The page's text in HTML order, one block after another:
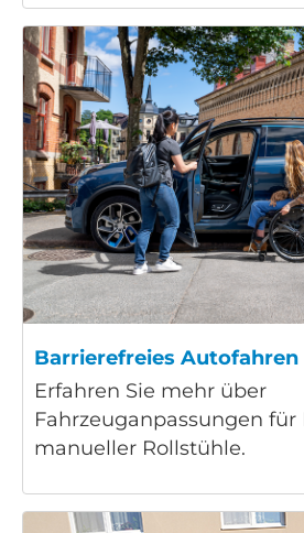
Barrierefreies
Erfahren Sie mehr über
Fahrzeuganpassungen für
manueller Rollstühle.